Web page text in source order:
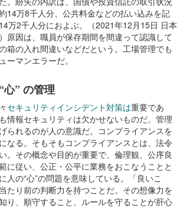
14万8千人分、公共料金などの払い込みを記
万2千人分におよぶ。（2021年12月15日 日本
原因は、職員が保存期間を間違って認識して
箱の入れ間違いなどだという。工場管理でも
ーマンエラーだ。
心” の管理
セキュリティインシデント対策は重要であ
情報セキュリティは欠かせないものだ。管理
られるのが人の意識だ。コンプライアンスを
なる。そもそもコンプライアンスとは、法令
。その概念や目的が重要で、倫理観、公序良
に従い、公正・公平に業務をおこなうことと
人の“心”の問題を意味している。「良いこ
たり前の判断力を持つことだ。その想像力を
り、順守すること、ルールを守ることが肝心